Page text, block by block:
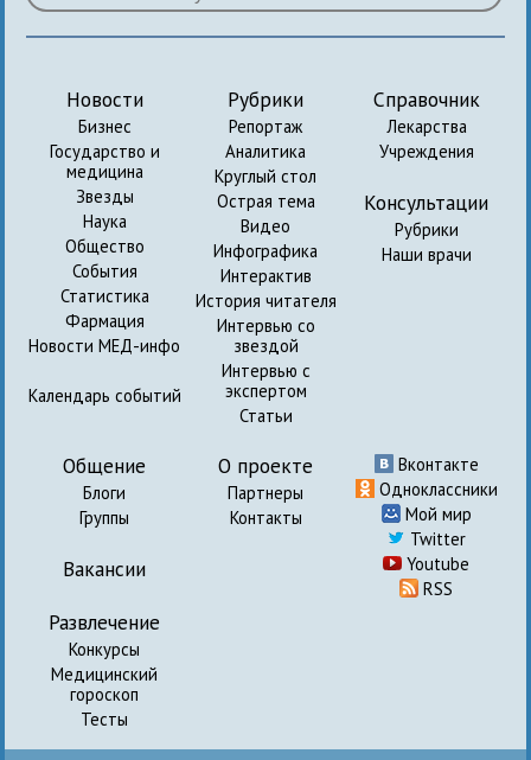
Новости
Бизнес
Государство и
медицина
Звезды
Наука
Общество
События
Статистика
Фармация
Новости МЕД-инфо
Календарь событий
Рубрики
Репортаж
Аналитика
Круглый стол
Острая тема
Видео
Инфографика
Интерактив
История читателя
Интервью со
звездой
Интервью с
экспертом
Статьи
Справочник
Лекарства
Учреждения
Консультации
Рубрики
Наши врачи
Общение
Блоги
Группы
Вакансии
Развлечение
Конкурсы
Медицинский
гороскоп
Тесты
О проекте
Партнеры
Контакты
Вконтакте
Одноклассники
Мой мир
Twitter
Youtube
RSS